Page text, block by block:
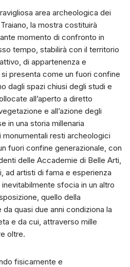
area archeologica dei
la mostra costituirà
momento di confronto in
tempo, stabilirà con il territorio
di appartenenza e
presenta come un fuori confine
dagli spazi chiusi degli studi e
all’aperto a diretto
e all’azione degli
in una storia millenaria
resti archeologici
fuori confine generazionale, con
delle Accademie di Belle Arti,
ad artisti di fama e esperienza
sfocia in un altro
quello della
quasi due anni condiziona la
e da cui, attraverso mille
oltre.
fisicamente e